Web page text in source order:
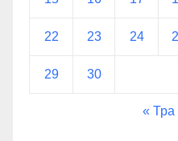
22 23 24
29 30
« Тра